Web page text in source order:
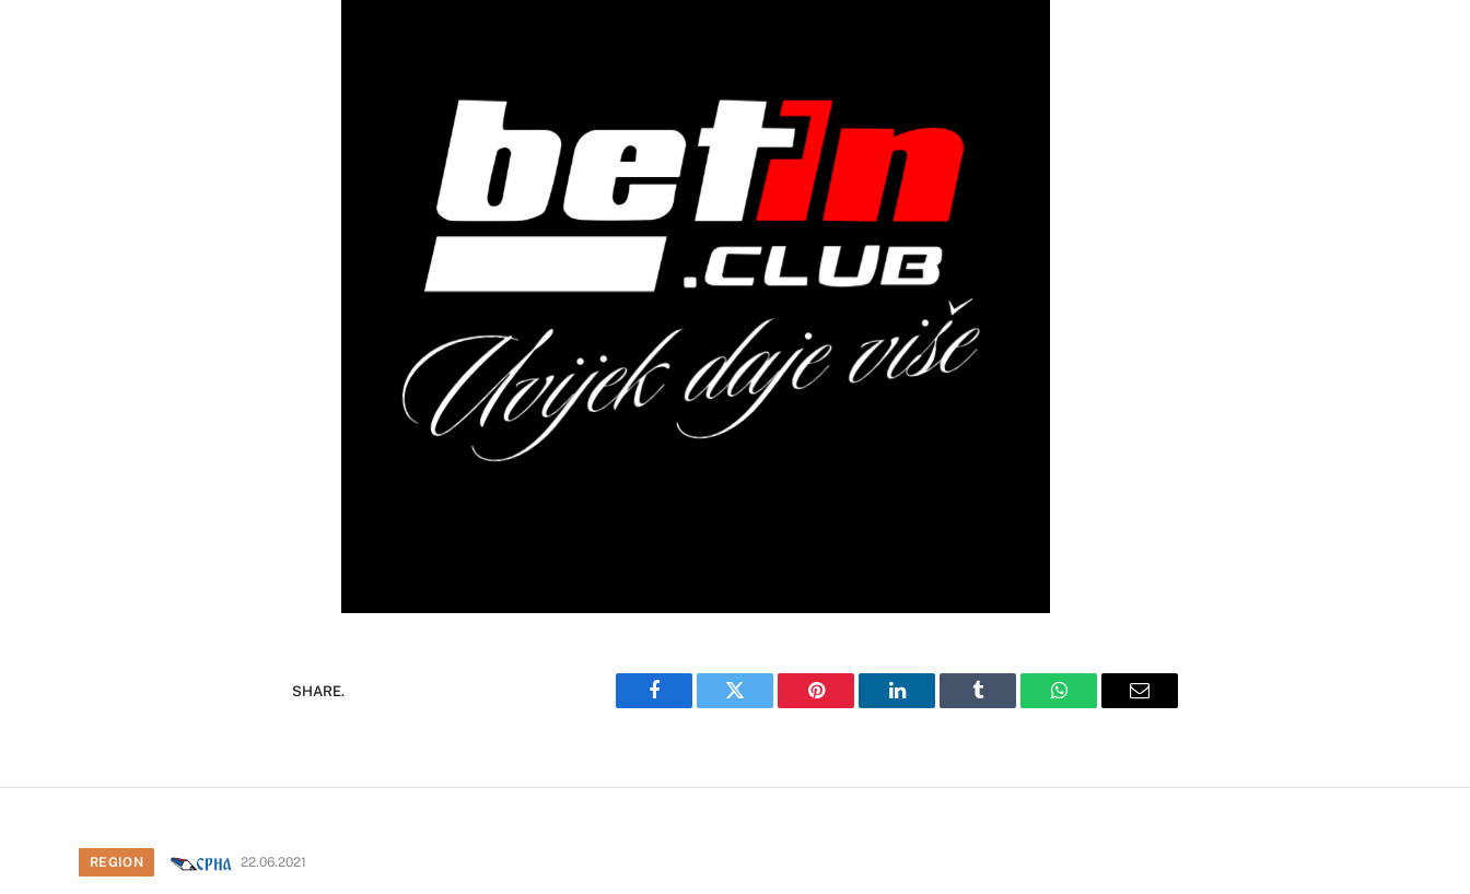
SHARE.
Facebook Twitter Pinterest LinkedIn Tumblr WhatsAppEmail
REGION 22.06.2021